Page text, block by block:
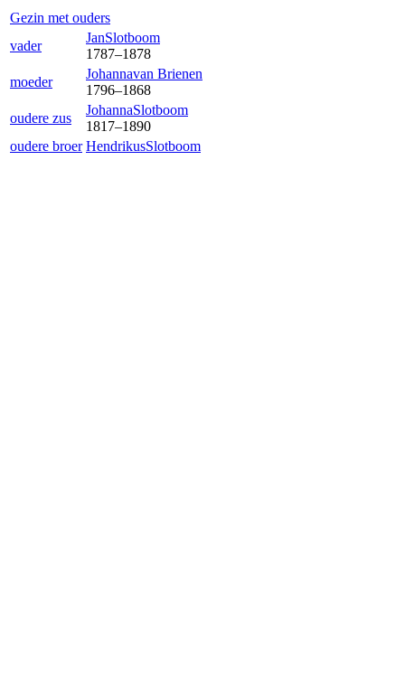
Gezin met ouders
vader
JanSlotboom
1787–1878
moeder
Johannavan Brienen
1796–1868
oudere zus
JohannaSlotboom
1817–1890
oudere broer HendrikusSlotboom